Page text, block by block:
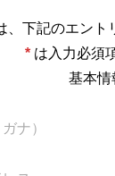
、下記のエン
* は入力必須
基本情